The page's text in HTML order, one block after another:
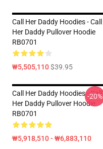
Call Her Daddy Hoodies - Call
Her Daddy Pullover Hoodie
RB0701
₩5,505,110$39.95
Call Her Daddy Hoodies - Call
Her Daddy Pullover Hoodie
RB0701
₩5,918,510 - ₩6,883,110
-20%